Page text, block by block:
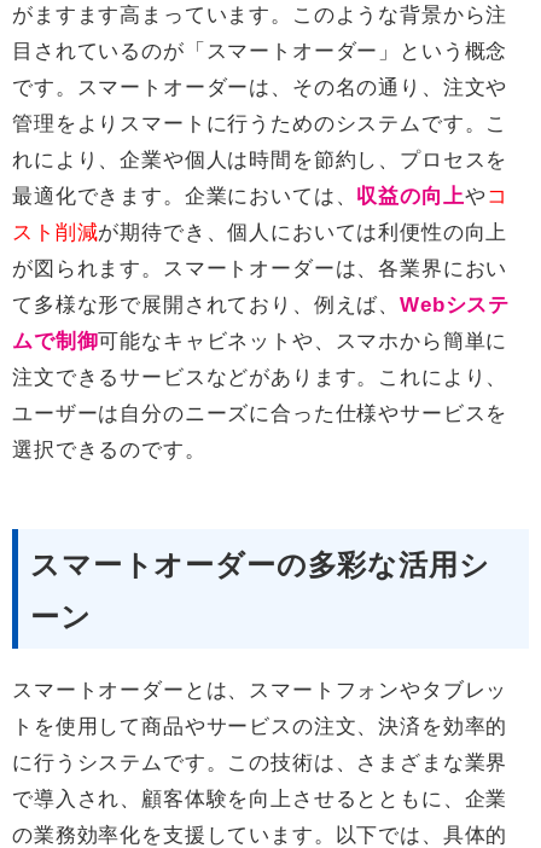
がますます高まっています。このような背景から注
目されているのが「スマートオーダー」という概念
です。スマートオーダーは、その名の通り、注文や
管理をよりスマートに行うためのシステムです。こ
れにより、企業や個人は時間を節約し、プロセスを
最適化できます。企業においては、 収益の向上や コ
スト削減が期待でき、個人においては利便性の向上
が図られます。スマートオーダーは、各業界におい
て多様な形で展開されており、例えば、Webシステ
ムで制御可能なキャビネットや、スマホから簡単に
注文できるサービスなどがあります。これにより、
ユーザーは自分のニーズに合った仕様やサービスを
選択できるのです。
スマートオーダーの多彩な活用シ
ーン
スマートオーダーとは、スマートフォンやタブレッ
トを使用して商品やサービスの注文、決済を効率的
に行うシステムです。この技術は、さまざまな業界
で導入され、顧客体験を向上させるとともに、企業
の業務効率化を支援しています。以下では、具体的